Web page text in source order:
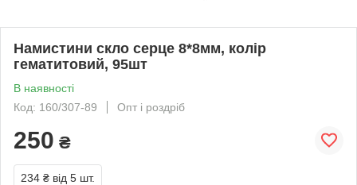
Намистини скло серце 8*8мм, колір
гематитовий, 95шт
В наявності
Код: 160/307-89
Опт і роздріб
250 ₴
234 ₴ від 5 шт.